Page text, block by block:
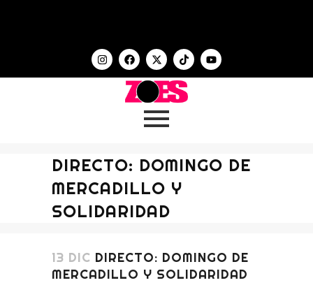
DIRECTO: DOMINGO DE
MERCADILLO Y
SOLIDARIDAD
13 DIC DIRECTO: DOMINGO DE
MERCADILLO Y SOLIDARIDAD